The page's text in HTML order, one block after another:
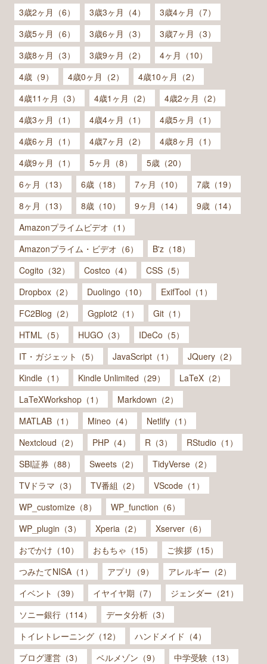
3歳2ヶ月（6）
3歳3ヶ月（4）
3歳4ヶ月（7）
3歳5ヶ月（6）
3歳6ヶ月（3）
3歳7ヶ月（3）
3歳8ヶ月（3）
3歳9ヶ月（2）
4ヶ月（10）
4歳（9）
4歳0ヶ月（2）
4歳10ヶ月（2）
4歳11ヶ月（3）
4歳1ヶ月（2）
4歳2ヶ月（2）
4歳3ヶ月（1）
4歳4ヶ月（1）
4歳5ヶ月（1）
4歳6ヶ月（1）
4歳7ヶ月（2）
4歳8ヶ月（1）
4歳9ヶ月（1）
5ヶ月（8）
5歳（20）
6ヶ月（13）
6歳（18） 7ヶ月（10）
7歳（19）
8ヶ月（13）
8歳（10） 9ヶ月（14）
9歳（14）
Amazonプライムビデオ（1）
Amazonプライム・ビデオ（6）
B'z（18）
Cogito（32）
Costco（4）
CSS（5）
Dropbox（2）
Duolingo（10）
ExifTool（1）
FC2Blog（2）
Ggplot2（1）
Git（1）
HTML（5）
HUGO（3）
IDeCo（5）
IT・ガジェット（5）
JavaScript（1）
JQuery（2）
Kindle（1）
Kindle Unlimited（29）
LaTeX（2）
LaTeXWorkshop（1）
Markdown（2）
MATLAB（1）
Mineo（4）
Netlify（1）
Nextcloud（2）
PHP（4） R（3）
RStudio（1）
SBI証券（88）
Sweets（2）
TidyVerse（2）
TVドラマ（3）
TV番組（2）
VScode（1）
WP_customize（8）
WP_function（6）
WP_plugin（3）
Xperia（2）
Xserver（6）
おでかけ（10）
おもちゃ（15）
ご挨拶（15）
つみたてNISA（1）
アプリ（9）
アレルギー（2）
イベント（39）
イヤイヤ期（7）
ジェンダー（21）
ソニー銀行（114）
データ分析（3）
トイレトレーニング（12）
ハンドメイド（4）
ブログ運営（3）
ベルメゾン（9）
中学受験（13）